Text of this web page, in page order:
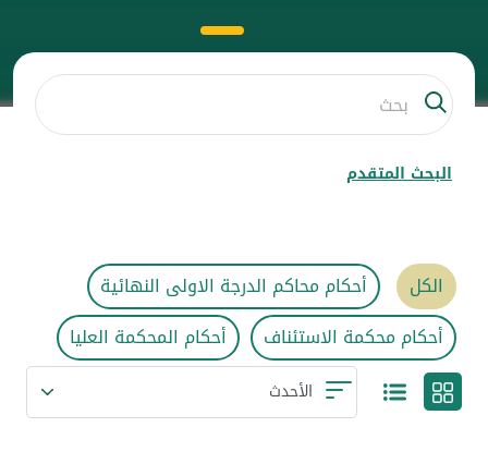
البحث المتقدم
الكل
أحكام محاكم الدرجة الاولى النهائية
أحكام محكمة الاستئناف
أحكام المحكمة العليا